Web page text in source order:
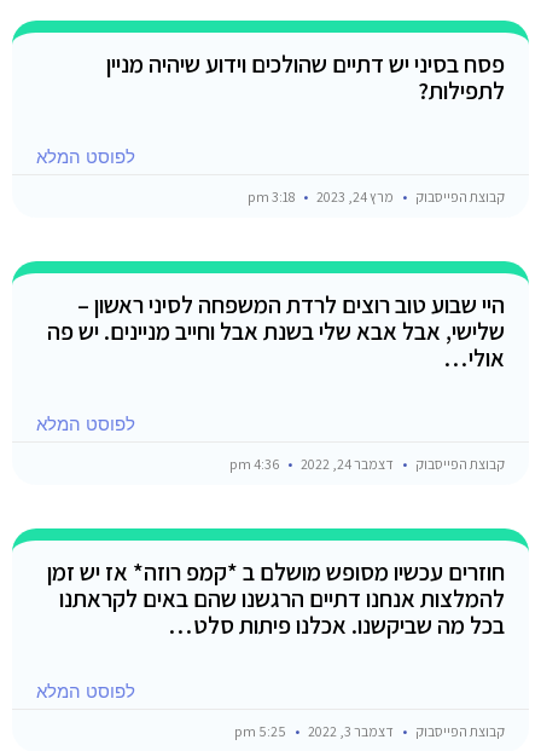
פסח בסיני יש דתיים שהולכים וידוע שיהיה מניין
לתפילות?
לפוסט המלא
קבוצת הפייסבוק מרץ 24, 2023
היי שבוע טוב רוצים לרדת המשפחה לסיני ראשון –
שלישי, אבל אבא שלי בשנת אבל וחייב מניינים. יש פה
אולי…
לפוסט המלא
קבוצת הפייסבוק דצמבר 24, 2022
חוזרים עכשיו מסופש מושלם ב *קמפ רוזה* אז יש זמן
להמלצות אנחנו דתיים הרגשנו שהם באים לקראתנו
בכל מה שביקשנו. אכלנו פיתות סלט…
לפוסט המלא
קבוצת הפייסבוק דצמבר 3, 2022